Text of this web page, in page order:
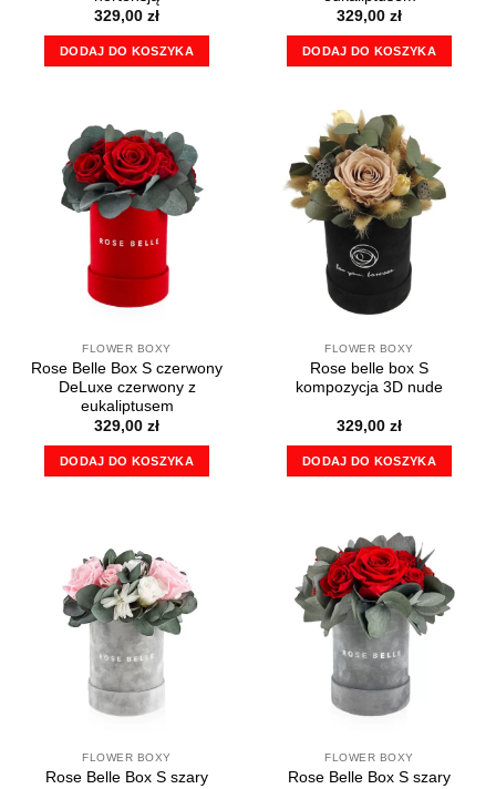
329,00 zł
DODAJ DO KOSZYKA
329,00 zł
DODAJ DO KOSZYKA
FLOWER BOXY
Rose Belle Box S czerwony
DeLuxe czerwony z
eukaliptusem
329,00 zł
DODAJ DO KOSZYKA
FLOWER BOXY
Rose belle box S
kompozycja 3D nude
329,00 zł
DODAJ DO KOSZYKA
FLOWER BOXY
Rose Belle Box S szary
FLOWER BOXY
Rose Belle Box S szary